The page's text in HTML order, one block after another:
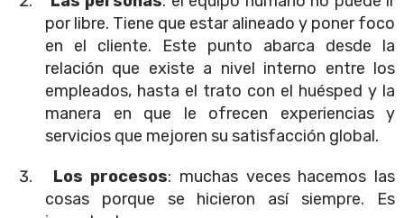
por libre. Tiene que estar alineado y poner foco
en el cliente. Este punto abarca desde la
relación que existe a nivel interno entre los
empleados, hasta el trato con el huésped y la
manera en que le ofrecen experiencias y
servicios que mejoren su satisfacción global.
Los procesos: muchas veces hacemos las
cosas porque se hicieron así siempre. Es